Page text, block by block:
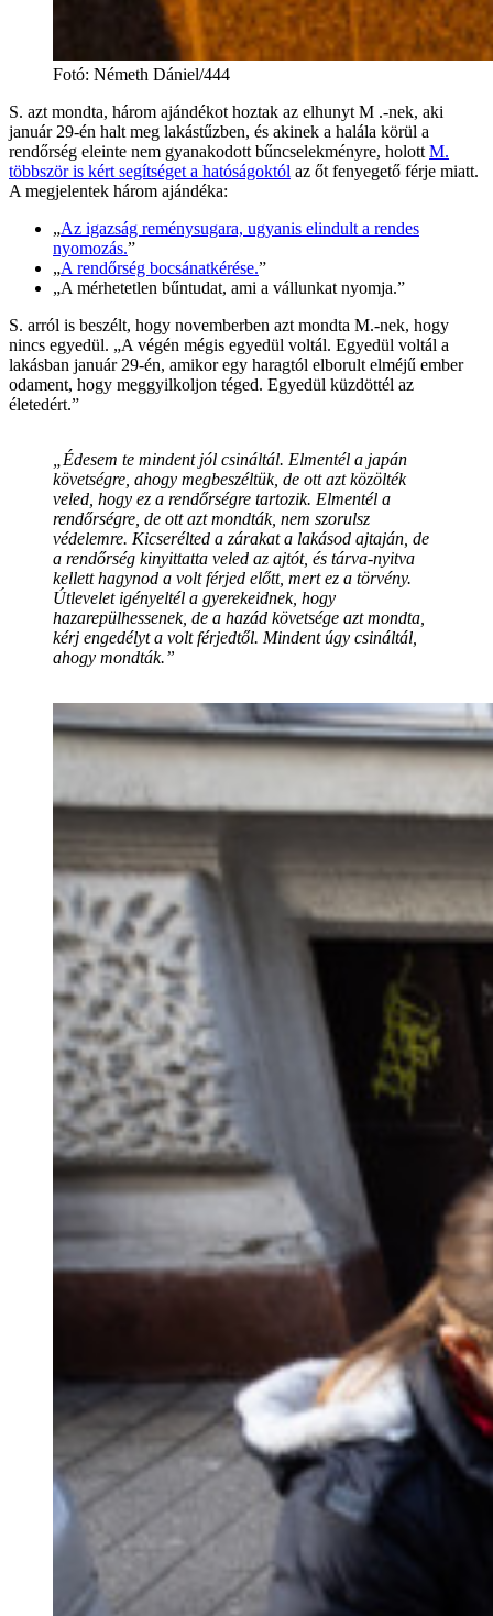
Fotó: Németh Dániel/444
S. azt mondta, három ajándékot hoztak az elhunyt M .-nek, aki
január 29-én halt meg lakástűzben, és akinek a halála körül a
rendőrség eleinte nem gyanakodott bűncselekményre, holott M.
többször is kért segítséget a hatóságoktól az őt fenyegető férje miatt.
A megjelentek három ajándéka:
„Az igazság reménysugara, ugyanis elindult a rendes
nyomozás.”
„A rendőrség bocsánatkérése.”
„A mérhetetlen bűntudat, ami a vállunkat nyomja.”
S. arról is beszélt, hogy novemberben azt mondta M.-nek, hogy
nincs egyedül. „A végén mégis egyedül voltál. Egyedül voltál a
lakásban január 29-én, amikor egy haragtól elborult elméjű ember
odament, hogy meggyilkoljon téged. Egyedül küzdöttél az
életedért.”
„Édesem te mindent jól csináltál. Elmentél a japán
követségre, ahogy megbeszéltük, de ott azt közölték
veled, hogy ez a rendőrségre tartozik. Elmentél a
rendőrségre, de ott azt mondták, nem szorulsz
védelemre. Kicserélted a zárakat a lakásod ajtaján, de
a rendőrség kinyittatta veled az ajtót, és tárva-nyitva
kellett hagynod a volt férjed előtt, mert ez a törvény.
Útlevelet igényeltél a gyerekeidnek, hogy
hazarepülhessenek, de a hazád követsége azt mondta,
kérj engedélyt a volt férjedtől. Mindent úgy csináltál,
ahogy mondták.”